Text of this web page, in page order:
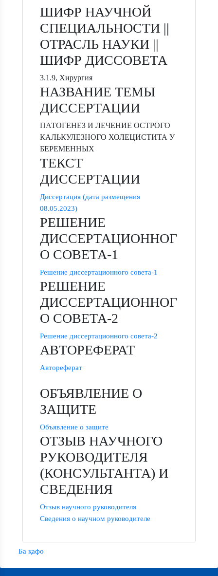
ШИФР НАУЧНОЙ
СПЕЦИАЛЬНОСТИ ||
ОТРАСЛЬ НАУКИ ||
ШИФР ДИССОВЕТА
3.1.9, Хирургия
НАЗВАНИЕ ТЕМЫ
ДИССЕРТАЦИИ
ПАТОГЕНЕЗ И ЛЕЧЕНИЕ ОСТРОГО
КАЛЬКУЛЕЗНОГО ХОЛЕЦИСТИТА У
БЕРЕМЕННЫХ
ТЕКСТ
ДИССЕРТАЦИИ
Диссертация (дата размещения
08.05.2023)
РЕШЕНИЕ
ДИССЕРТАЦИОННОГ
О СОВЕТА-1
Решение диссертационного совета-1
РЕШЕНИЕ
ДИССЕРТАЦИОННОГ
О СОВЕТА-2
Решение диссертационного совета-2
АВТОРЕФЕРАТ
Автореферат
ОБЪЯВЛЕНИЕ О
ЗАЩИТЕ
Объявление о защите
ОТЗЫВ НАУЧНОГО
РУКОВОДИТЕЛЯ
(КОНСУЛЬТАНТА) И
СВЕДЕНИЯ
Отзыв научного руководителя
Сведения о научном руководителе
Ба қафо